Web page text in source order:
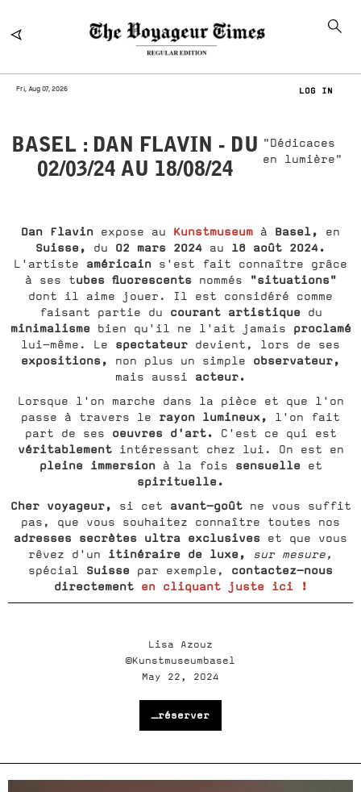
Fri, Aug 07, 2026 LOG IN
BASEL : DAN FLAVIN - DU
02/03/24 AU 18/08/24
"Dédicaces
en lumière"
Dan Flavin expose au Kunstmuseum à Basel, en
Suisse, du 02 mars 2024 au 18 août 2024.
L'artiste américain s'est fait connaître grâce
à ses tubes fluorescents nommés "situations"
dont il aime jouer. Il est considéré comme
faisant partie du courant artistiquedu
minimalismebien qu'il ne l'ait jamais proclamé
lui-même. Le spectateur devient, lors de ses
expositions, non plus un simple observateur,
mais aussi acteur.
Lorsque l'on marche dans la pièce et que l'on
passe à travers le rayon lumineux,
l'on fait
part de ses oeuvres d'art. C'est ce qui est
véritablement intéressant chez lui. On est en
pleine immersionà la fois sensuelleet
spirituelle.
Cher voyageur, si cet avant-goûtne vous suffit
pas, que vous souhaitez connaître toutes nos
adresses secrètes ultra exclusives et que vous
rêvez d'un itinéraire de luxe,
sur mesure,
spécial Suisse par exemple, contactez-nous
directement en cliquant juste ici !
Lisa Azouz
©Kunstmuseumbasel
May 22, 2024
_réserver